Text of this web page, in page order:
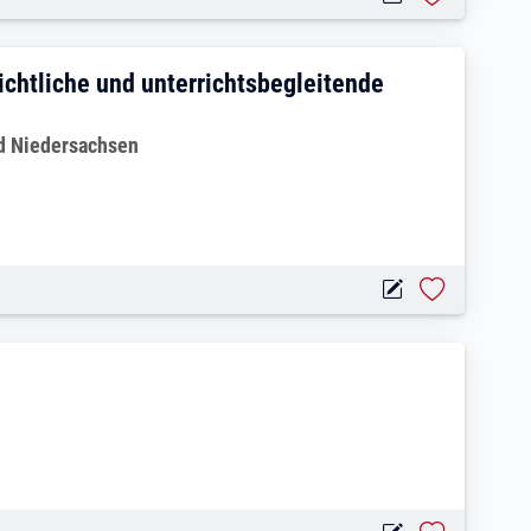
d) für außerunterrichtliche und
und unterrichtsbegleitende
Niedersachsen